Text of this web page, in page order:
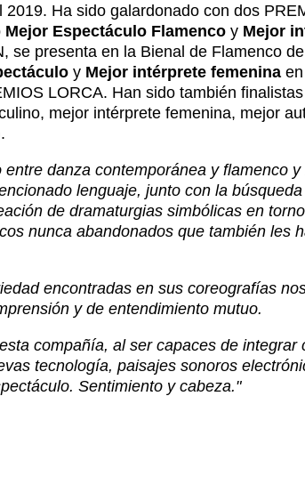
Ha sido galardonado con dos
Mejor Espectáculo Flamenco y Mejor
se presenta en la Bienal de Flamenco
y Mejor intérprete femenina
LORCA. Han sido también
mejor intérprete femenina, mejor
danza contemporánea y flamenco
lenguaje, junto con la
de dramaturgias simbólicas en
nunca abandonados que también les
encontradas en sus coreografías
y de entendimiento mutuo.
compañía, al ser capaces de integrar
tecnología, paisajes sonoros
Sentimiento y cabeza."